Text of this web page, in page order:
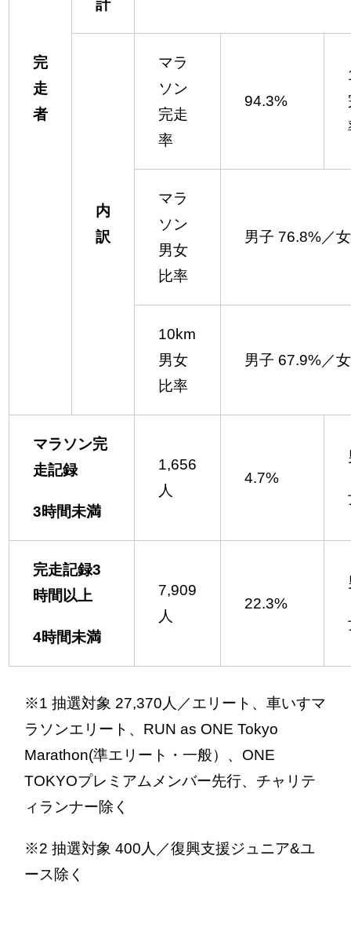
完
走
者
計
内
訳
マラ
ソン
完走
率
94.3%
マラ
ソン
男女
比率
男子 76.8%／
10km
男女
比率
男子 67.9%／
マラソン完
走記録
3時間未満
1,656
人
4.7%
完走記録3
時間以上
4時間未満
7,909
人
22.3%
※1 抽選対象 27,370人／エリート、車いすマ
ラソンエリート、RUN as ONE Tokyo
Marathon(準エリート・一般）、ONE
TOKYOプレミアムメンバー先行、チャリテ
ィランナー除く
※2 抽選対象 400人／復興支援ジュニア&ユ
ース除く